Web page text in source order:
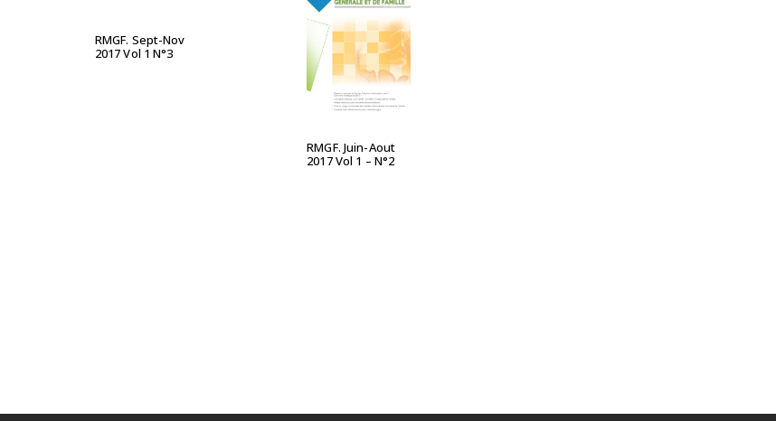
RMGF. Sept-Nov
2017 Vol 1 N°3
LIRE LA SUITE
RMGF. Juin-Aout
2017 Vol 1 – N°2